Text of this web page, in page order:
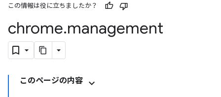
この情報は役に立ちましたか？
chrome.management
このページの内容